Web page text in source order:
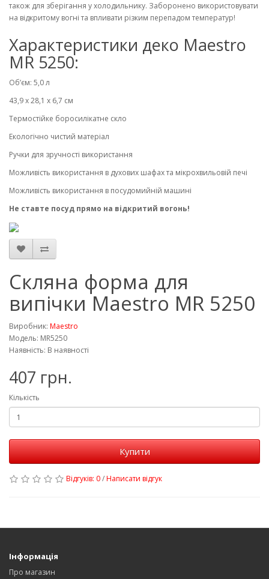
також для зберігання у холодильнику. Заборонено використовувати
на відкритому вогні та впливати різким перепадом температур!
Характеристики деко Maestro
MR 5250:
Об’єм: 5,0 л
43,9 х 28,1 х 6,7 см
Термостійке боросилікатне скло
Екологічно чистий матеріал
Ручки для зручності використання
Можливість використання в духових шафах та мікрохвильовій печі
Можливість використання в посудомийній машині
Не ставте посуд прямо на відкритий вогонь!
Скляна форма для
випічки Maestro MR 5250
Виробник: Maestro
Модель: MR5250
Наявність: В наявності
407 грн.
Кількість
Купити
Відгуків: 0/Написати відгук
Інформація
Про магазин